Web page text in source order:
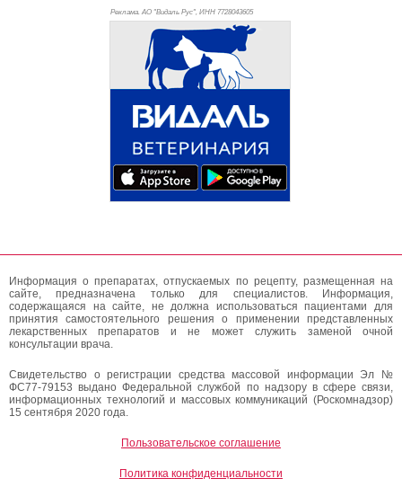
Реклама. АО "Видаль Рус", ИНН 7728043605
Информация о препаратах, отпускаемых по рецепту, размещенная на
сайте, предназначена только для специалистов. Информация,
содержащаяся на сайте, не должна использоваться пациентами для
принятия самостоятельного решения о применении представленных
лекарственных препаратов и не может служить заменой очной
консультации врача.
Свидетельство о регистрации средства массовой информации Эл №
ФС77-79153 выдано Федеральной службой по надзору в сфере связи,
информационных технологий и массовых коммуникаций (Роскомнадзор)
15 сентября 2020 года.
Пользовательское соглашение
Политика конфиденциальности